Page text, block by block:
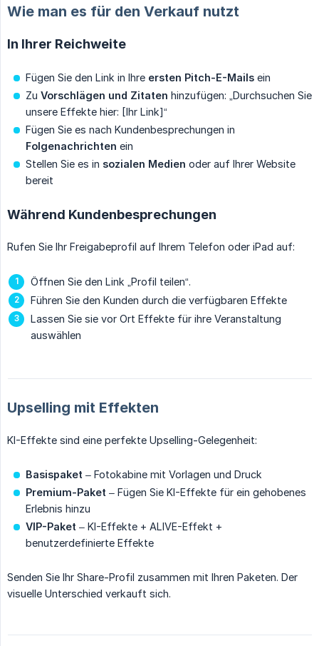
Wie man es für den Verkauf nutzt
In Ihrer Reichweite
Fügen Sie den Link in Ihre ersten Pitch-E-Mails ein
Zu Vorschlägen und Zitaten hinzufügen: „Durchsuchen Sie
unsere Effekte hier: [Ihr Link]“
Fügen Sie es nach Kundenbesprechungen in
Folgenachrichten ein
Stellen Sie es in sozialen Medien oder auf Ihrer Website
bereit
Während Kundenbesprechungen
Rufen Sie Ihr Freigabeprofil auf Ihrem Telefon oder iPad auf:
Öffnen Sie den Link „Profil teilen“.
Führen Sie den Kunden durch die verfügbaren Effekte
Lassen Sie sie vor Ort Effekte für ihre Veranstaltung
auswählen
Upselling mit Effekten
KI-Effekte sind eine perfekte Upselling-Gelegenheit:
Basispaket – Fotokabine mit Vorlagen und Druck
Premium-Paket – Fügen Sie KI-Effekte für ein gehobenes
Erlebnis hinzu
VIP-Paket – KI-Effekte + ALIVE-Effekt +
benutzerdefinierte Effekte
Senden Sie Ihr Share-Profil zusammen mit Ihren Paketen. Der
visuelle Unterschied verkauft sich.